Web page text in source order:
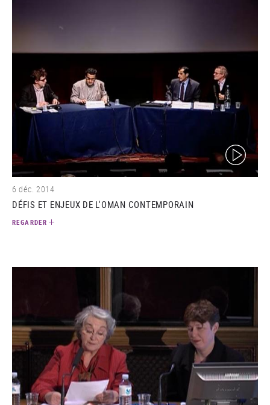
(video)
6 déc. 2014
DÉFIS ET ENJEUX DE L'OMAN CONTEMPORAIN
REGARDER